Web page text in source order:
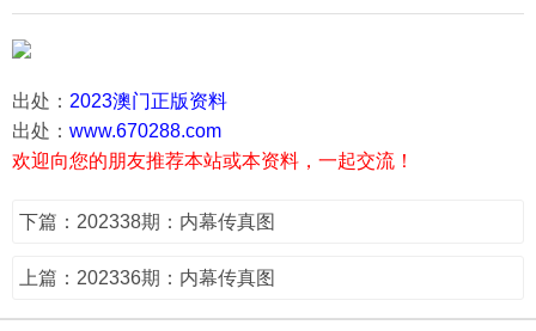
出处： 2023澳门正版资料
出处： www.670288.com
欢迎向您的朋友推荐本站或本资料，一起交流！
下篇：202338期：内幕传真图
上篇：202336期：内幕传真图